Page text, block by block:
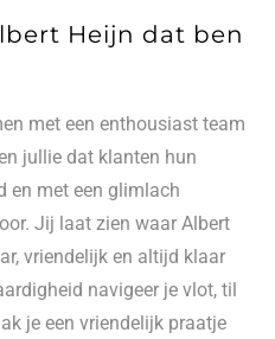
Heijn dat ben
met een enthousiast team
jullie dat klanten hun
en met een glimlach
Jij laat zien waar Albert
vriendelijk en altijd klaar
navigeer je vlot, til
je een vriendelijk praatje